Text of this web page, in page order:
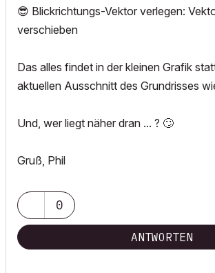
😎 Blickrichtungs-Vektor verlegen:
verschieben
Das alles findet in der kleinen Grafik
aktuellen Ausschnitt des Grundrisses
Und, wer liegt näher dran ... ? 🙄
Gruß, Phil
0
ANTWORTEN